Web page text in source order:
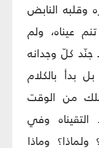
النابض
عيناه، ولم
كلّ وجدانه
بدأ بالكلام
من الوقت
وفي
وماذا